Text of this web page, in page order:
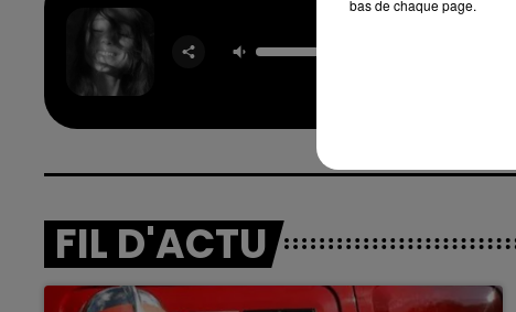
Hate That I
FIL D'ACTU
bas de chaque page.